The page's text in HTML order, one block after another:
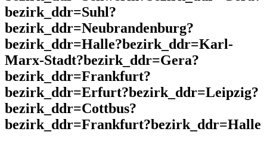
bezirk_ddr=Suhl?
bezirk_ddr=Neubrandenburg?
bezirk_ddr=Halle?bezirk_ddr=Karl-
Marx-Stadt?bezirk_ddr=Gera?
bezirk_ddr=Frankfurt?
bezirk_ddr=Erfurt?bezirk_ddr=Leipzig?
bezirk_ddr=Cottbus?
bezirk_ddr=Frankfurt?bezirk_ddr=Halle